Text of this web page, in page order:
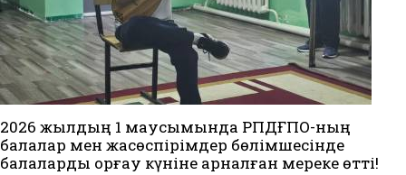
2026 жылдың 1 маусымында РПДҒПО-ның
балалар мен жасөспірімдер бөлімшесінде
балаларды қорғау күніне арналған мереке өтті!